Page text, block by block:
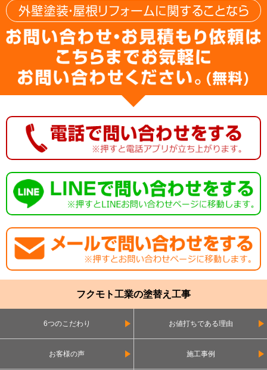
フクモト工業の塗替え工事
6つのこだわり お値打ちである理由
お客様の声 施工事例